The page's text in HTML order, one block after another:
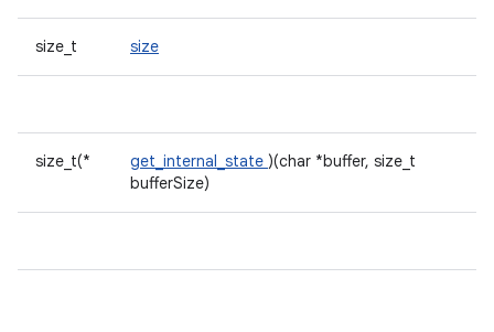
size_t size
size_t(* get_internal_state )(char *buffer, size_t
bufferSize)